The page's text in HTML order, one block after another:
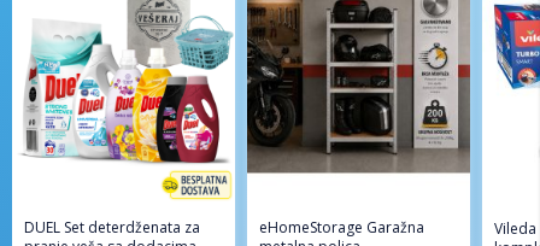
DUEL Set deterdženata za
eHomeStorage Garažna